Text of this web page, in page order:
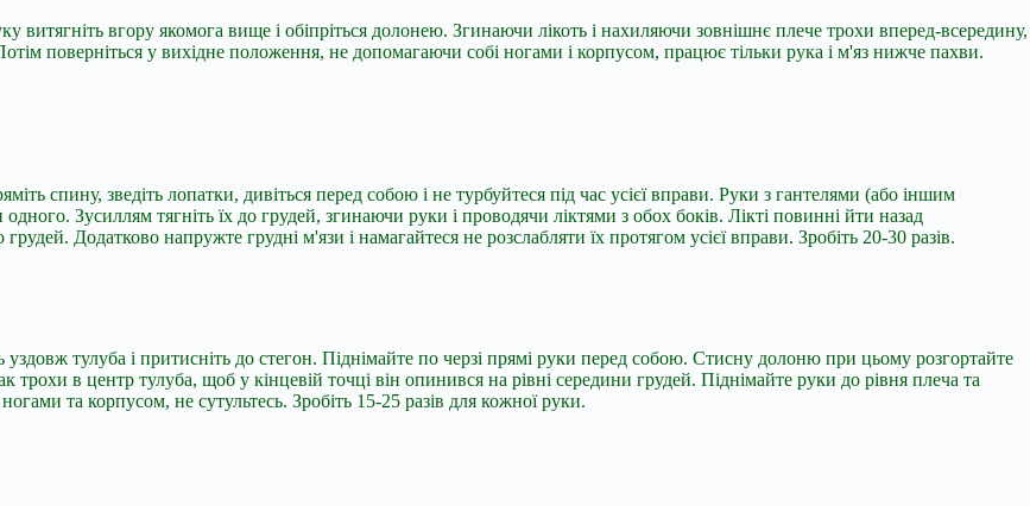
витягніть вгору якомога вище і обіпріться долонею. Згинаючи лікоть і нахиляючи зовнішнє плече трохи вперед-всередину,
поверніться у вихідне положення, не допомагаючи собі ногами і корпусом, працює тільки рука і м'яз нижче пахви.
спину, зведіть лопатки, дивіться перед собою і не турбуйтеся під час усієї вправи. Руки з гантелями (або іншим
Зусиллям тягніть їх до грудей, згинаючи руки і проводячи ліктями з обох боків. Лікті повинні йти назад
Додатково напружте грудні м'язи і намагайтеся не розслабляти їх протягом усієї вправи. Зробіть 20-30 разів.
тулуба і притисніть до стегон. Піднімайте по черзі прямі руки перед собою. Стисну долоню при цьому розгортайте
трохи в центр тулуба, щоб у кінцевій точці він опинився на рівні середини грудей. Піднімайте руки до рівня плеча та
та корпусом, не сутультесь. Зробіть 15-25 разів для кожної руки.